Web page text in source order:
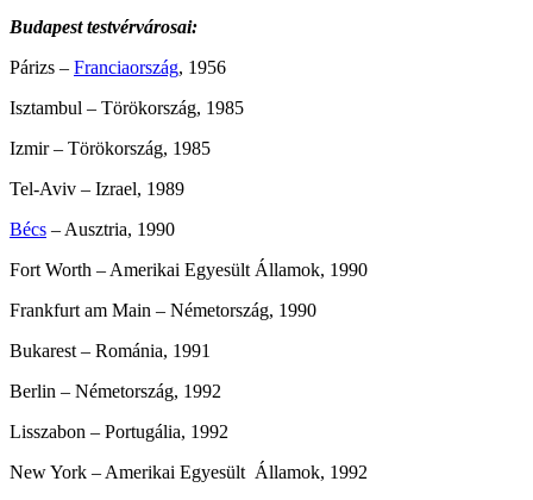
Budapest testvérvárosai:
Párizs – Franciaország, 1956
Isztambul – Törökország, 1985
Izmir – Törökország, 1985
Tel-Aviv – Izrael, 1989
Bécs – Ausztria, 1990
Fort Worth – Amerikai Egyesült Államok, 1990
Frankfurt am Main – Németország, 1990
Bukarest – Románia, 1991
Berlin – Németország, 1992
Lisszabon – Portugália, 1992
New York – Amerikai Egyesült Államok, 1992